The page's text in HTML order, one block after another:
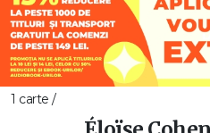
1 carte /